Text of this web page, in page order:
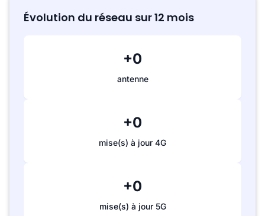
Évolution du réseau sur 12 mois
+0
antenne
+0
mise(s) à jour 4G
+0
mise(s) à jour 5G